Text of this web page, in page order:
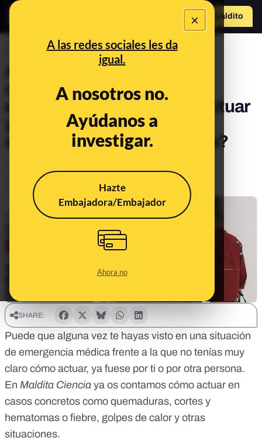
×
A las redes sociales les da
igual.
A nosotros no.
Ayúdanos a
investigar.
Hazte
Embajadora/Embajador
Ahora no
Hazte Maldito
PREBUNKING
Atragantamientos,
convulsiones y
electrocuciones: ¿cómo actuar
y qué no hacer nunca en
situaciones de emergencia?
Publicado el
Actualizado el
Sep 5, 2021, 5:10:00 PM
SHARE:
Puede que alguna vez te hayas visto en una situación
de emergencia médica frente a la que no tenías muy
claro cómo actuar, ya fuese por ti o por otra persona.
En Maldita Ciencia ya os contamos cómo actuar en
casos concretos como quemaduras, cortes y
hematomas o fiebre, golpes de calor y otras
situaciones.